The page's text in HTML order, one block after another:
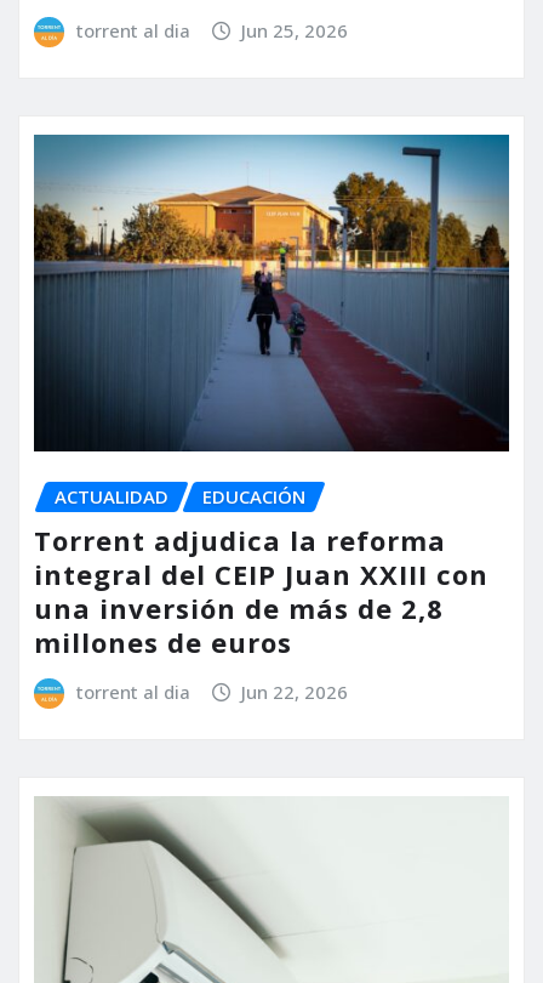
torrent al dia Jun 25, 2026
ACTUALIDAD EDUCACIÓN
Torrent adjudica la reforma
integral del CEIP Juan XXIII con
una inversión de más de 2,8
millones de euros
torrent al dia Jun 22, 2026